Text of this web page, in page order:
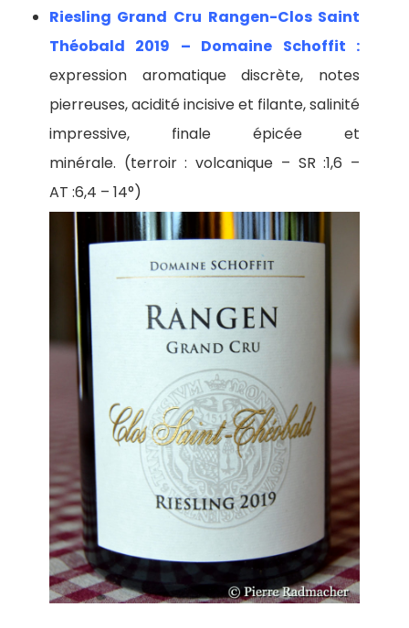
Riesling Grand Cru Rangen-Clos Saint
Théobald 2019 – Domaine Schoffit :
expression aromatique discrète, notes
pierreuses, acidité incisive et filante, salinité
impressive, finale épicée et
minérale. (terroir : volcanique – SR :1,6 –
AT :6,4 – 14°)